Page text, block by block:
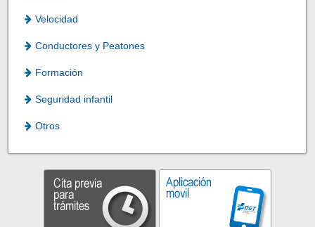
Velocidad
Conductores y Peatones
Formación
Seguridad infantil
Otros